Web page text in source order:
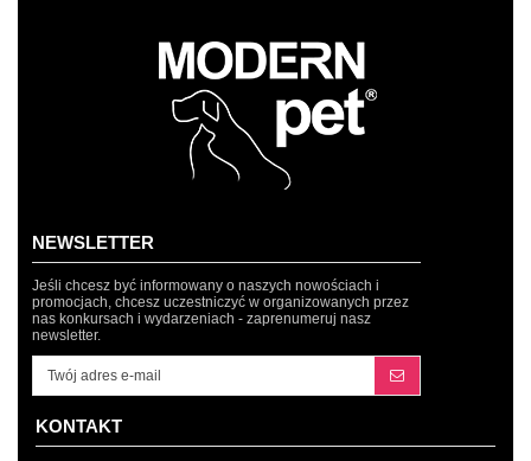
NEWSLETTER
Jeśli chcesz być informowany o naszych nowościach i
promocjach, chcesz uczestniczyć w organizowanych przez
nas konkursach i wydarzeniach - zaprenumeruj nasz
newsletter.
KONTAKT